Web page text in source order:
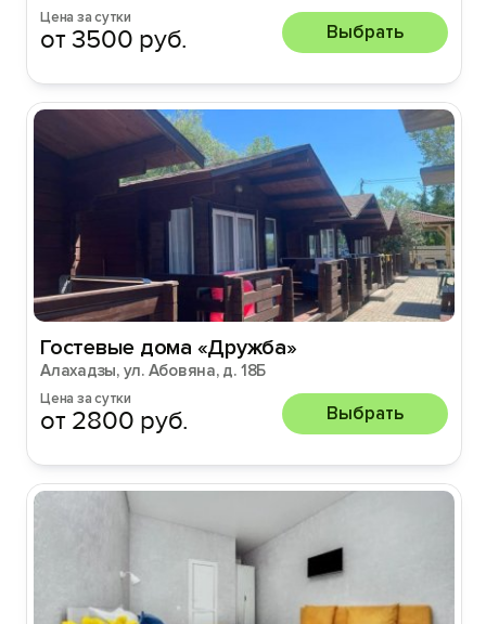
Цена за сутки
от 3500 руб. Выбрать
Гостевые дома «Дружба»
Алахадзы, ул. Абовяна, д. 18Б
Цена за сутки
от 2800 руб. Выбрать